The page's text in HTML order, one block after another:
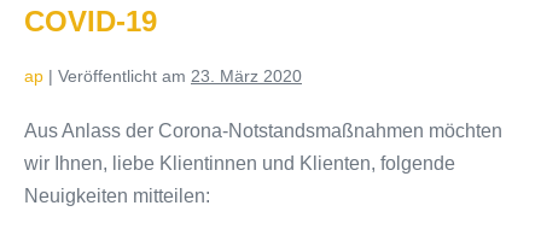
Pass
ist
Handy-
aber
unbedingt
erforderlich
COVID-19
ap | Veröffentlicht am 23. März 2020
Aus Anlass der Corona-Notstandsmaßnahmen möchten
wir Ihnen, liebe Klientinnen und Klienten, folgende
Neuigkeiten mitteilen: